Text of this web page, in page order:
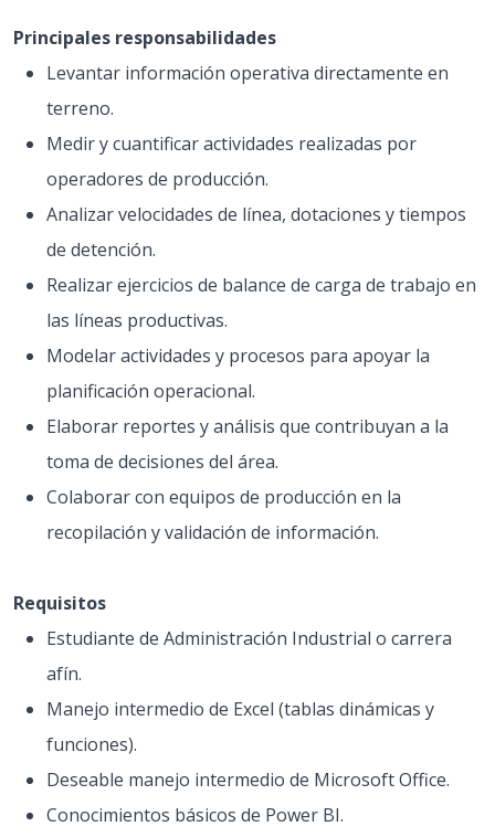
Principales responsabilidades
Levantar información operativa directamente en
terreno.
Medir y cuantificar actividades realizadas por
operadores de producción.
Analizar velocidades de línea, dotaciones y tiempos
de detención.
Realizar ejercicios de balance de carga de trabajo en
las líneas productivas.
Modelar actividades y procesos para apoyar la
planificación operacional.
Elaborar reportes y análisis que contribuyan a la
toma de decisiones del área.
Colaborar con equipos de producción en la
recopilación y validación de información.
Requisitos
Estudiante de Administración Industrial o carrera
afín.
Manejo intermedio de Excel (tablas dinámicas y
funciones).
Deseable manejo intermedio de Microsoft Office.
Conocimientos básicos de Power BI.